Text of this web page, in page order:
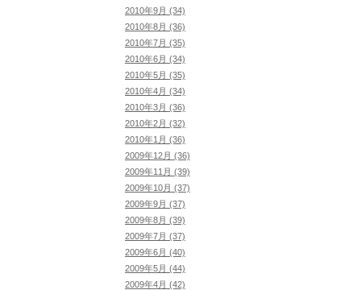
2010年9月 (34)
2010年8月 (36)
2010年7月 (35)
2010年6月 (34)
2010年5月 (35)
2010年4月 (34)
2010年3月 (36)
2010年2月 (32)
2010年1月 (36)
2009年12月 (36)
2009年11月 (39)
2009年10月 (37)
2009年9月 (37)
2009年8月 (39)
2009年7月 (37)
2009年6月 (40)
2009年5月 (44)
2009年4月 (42)